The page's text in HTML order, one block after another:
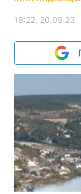
18:22, 20.09.23